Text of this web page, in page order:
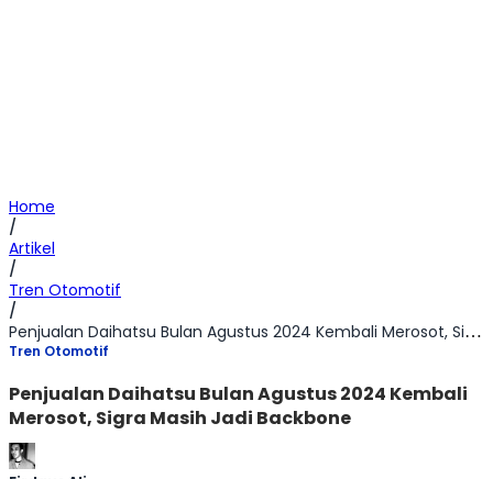
Home
/
Artikel
/
Tren Otomotif
/
Penjualan Daihatsu Bulan Agustus 2024 Kembali Merosot, Sigra Masih Jadi Backbone
Tren Otomotif
Penjualan Daihatsu Bulan Agustus 2024 Kembali
Merosot, Sigra Masih Jadi Backbone